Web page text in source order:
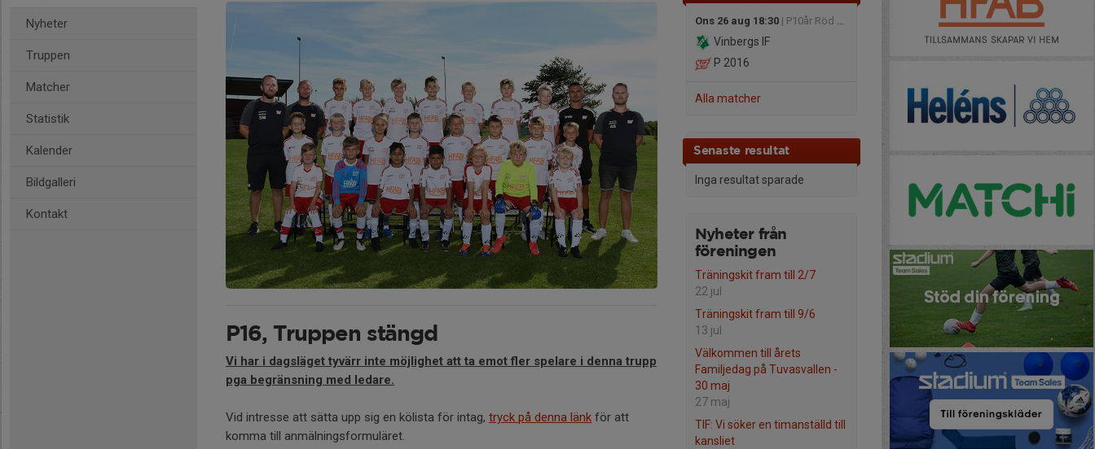
Nyheter
Truppen
Matcher
Statistik
Kalender
Bildgalleri
Kontakt
Ons 26 aug 18:30 | P10år Röd Söder
Vinbergs IF
P 2016
Alla matcher
Senaste resultat
Inga resultat sparade
Nyheter från
föreningen
Träningskit fram till 2/7
22 jul
Träningskit fram till 9/6
13 jul
Välkommen till årets
Familjedag på Tuvasvallen -
30 maj
27 maj
TIF: Vi söker en timanställd till
kansliet
P16, Truppen stängd
Vi har i dagsläget tyvärr inte möjlighet att ta emot fler spelare i denna trupp
pga begränsning med ledare.
Vid intresse att sätta upp sig en kölista för intag, tryck på denna länk för att
komma till anmälningsformuläret.